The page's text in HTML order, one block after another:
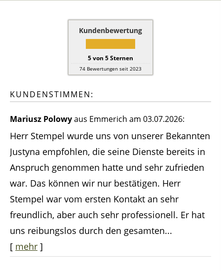
Kundenbewertung
5von 5Sternen
74 Bewertungen seit 2023
KUNDENSTIMMEN:
Mariusz Polowyaus Emmerich am 03.07.2026:
Herr Stempel wurde uns von unserer Bekannten
Justyna empfohlen, die seine Dienste bereits in
Anspruch genommen hatte und sehr zufrieden
war. Das können wir nur bestätigen. Herr
Stempel war vom ersten Kontakt an sehr
freundlich, aber auch sehr professionell. Er hat
uns reibungslos durch den gesamten...
[ mehr ]